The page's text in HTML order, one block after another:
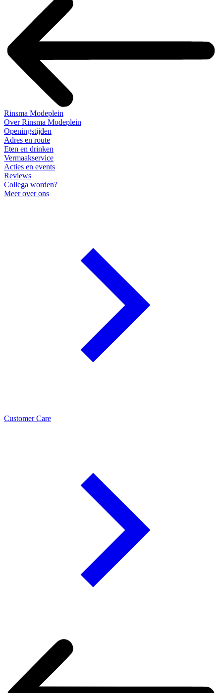
Rinsma Modeplein
Over Rinsma Modeplein
Openingstijden
Adres en route
Eten en drinken
Vermaakservice
Acties en events
Reviews
Collega worden?
Meer over ons
Customer Care